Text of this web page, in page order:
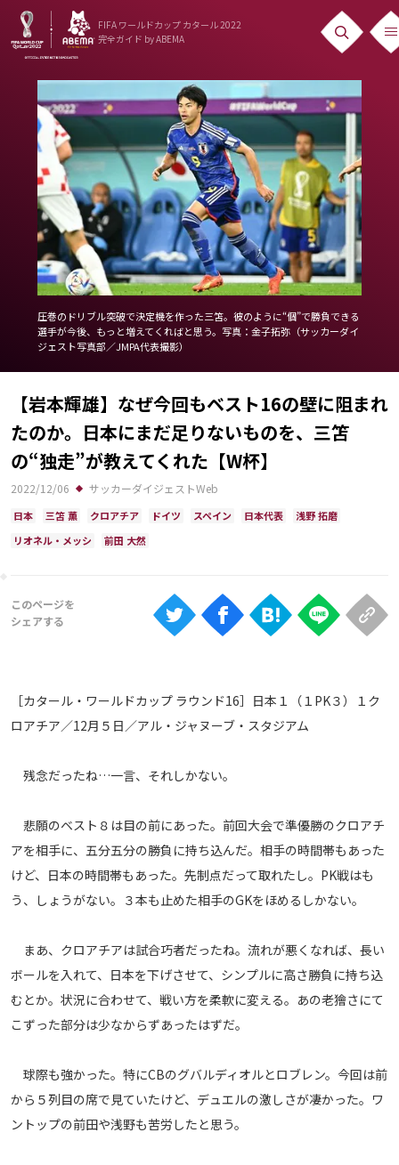
FIFA ワールドカップ カタール 2022
完全ガイド by ABEMA
ニュース
News
出場国
Teams
日本代表
Team Japan
日程・結果
Schedule
ランキング
Ranking
大会について
About
視聴方法
Android
メディアアライアンス
圧巻のドリブル突破で決定機を作った三笘。彼のように“個”で勝負できる
選手が今後、もっと増えてくればと思う。写真：金子拓弥（サッカーダイ
ジェスト写真部／JMPA代表撮影）
【岩本輝雄】なぜ今回もベスト16の壁に阻まれ
たのか。日本にまだ足りないものを、三笘
の“独走”が教えてくれた【W杯】
2022/12/06 サッカーダイジェストWeb
日本 三笘 薫 クロアチア ドイツ スペイン 日本代表
浅野 拓磨
リオネル・メッシ
前田 大然
［カタール・ワールドカップ ラウンド16］日本１（１PK３）１ク
ロアチア／12月５日／アル・ジャヌーブ・スタジアム
残念だったね…一言、それしかない。
悲願のベスト８は目の前にあった。前回大会で準優勝のクロアチ
アを相手に、五分五分の勝負に持ち込んだ。相手の時間帯もあった
けど、日本の時間帯もあった。先制点だって取れたし。PK戦はも
う、しょうがない。３本も止めた相手のGKをほめるしかない。
まあ、クロアチアは試合巧者だったね。流れが悪くなれば、長い
ボールを入れて、日本を下げさせて、シンプルに高さ勝負に持ち込
むとか。状況に合わせて、戦い方を柔軟に変える。あの老獪さにて
こずった部分は少なからずあったはずだ。
球際も強かった。特にCBのグバルディオルとロブレン。今回は前
から５列目の席で見ていたけど、デュエルの激しさが凄かった。ワ
ントップの前田や浅野も苦労したと思う。